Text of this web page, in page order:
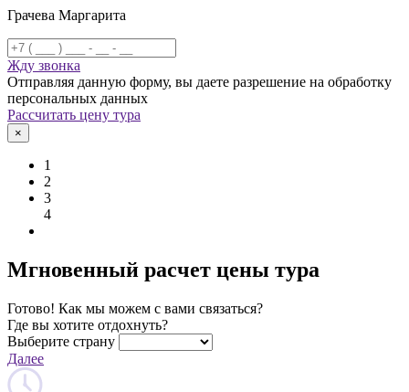
Грачева Маргарита
Жду звонка
Отправляя данную форму, вы даете разрешение на обработку
персональных данных
Рассчитать цену тура
×
1
2
3
4
Мгновенный расчет цены тура
Готово! Как мы можем с вами связаться?
Где вы хотите отдохнуть?
Выберите страну
Далее